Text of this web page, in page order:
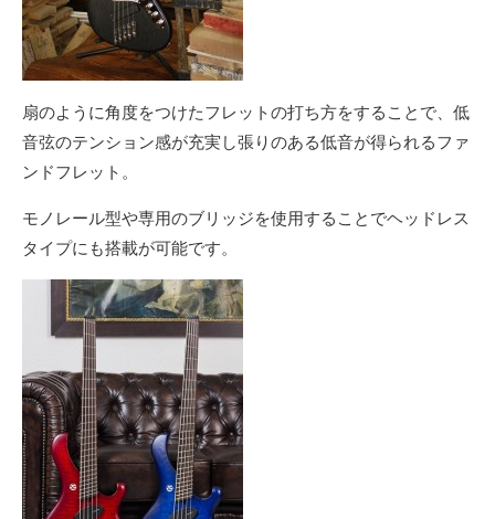
扇のように角度をつけたフレットの打ち方をすることで、低
音弦のテンション感が充実し張りのある低音が得られるファ
ンドフレット。
モノレール型や専用のブリッジを使用することでヘッドレス
タイプにも搭載が可能です。